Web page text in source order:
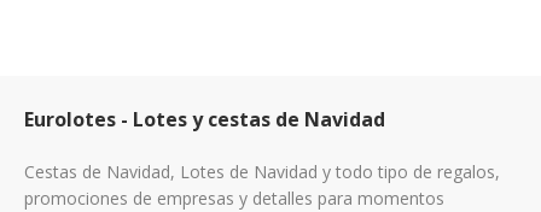
Eurolotes - Lotes y cestas de Navidad
Cestas de Navidad, Lotes de Navidad y todo tipo de regalos,
promociones de empresas y detalles para momentos